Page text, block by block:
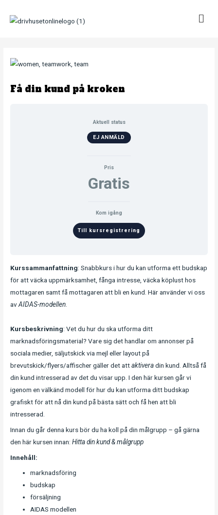
Få din kund på kroken
Aktuell status
EJ ANMÄLD
Pris
Gratis
Kom igång
Till kursregistrering
Kurssammanfattning: Snabbkurs i hur du kan utforma ett budskap
för att väcka uppmärksamhet, fånga intresse, väcka köplust hos
mottagaren samt få mottagaren att bli en kund. Här använder vi oss
avAIDAS-modellen
Kursbeskrivning: Vet du hur du ska utforma ditt
marknadsföringsmaterial? Vare sig det handlar om annonser på
sociala medier, säljutskick via mejl eller layout på
brevutskick/flyers/affischer gäller det attaktiveradin kund. Alltså få
din kund intresserad av det du visar upp. I den här kursen går vi
igenom en välkänd modell för hur du kan utforma ditt budskap
grafiskt för att nå din kund på bästa sätt och få hen att bli
intresserad.
Innan du går denna kurs bör du ha koll på din målgrupp – gå gärna
den här kursen innan:Hitta din kund & målgrupp
Innehåll:
marknadsföring
budskap
försäljning
AIDAS modellen